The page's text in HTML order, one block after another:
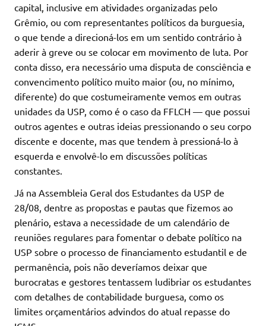
capital, inclusive em atividades organizadas pelo
Grêmio, ou com representantes políticos da burguesia,
o que tende a direcioná-los em um sentido contrário à
aderir à greve ou se colocar em movimento de luta. Por
conta disso, era necessário uma disputa de consciência e
convencimento político muito maior (ou, no mínimo,
diferente) do que costumeiramente vemos em outras
unidades da USP, como é o caso da FFLCH — que possui
outros agentes e outras ideias pressionando o seu corpo
discente e docente, mas que tendem à pressioná-lo à
esquerda e envolvê-lo em discussões políticas
constantes.
Já na Assembleia Geral dos Estudantes da USP de
28/08, dentre as propostas e pautas que fizemos ao
plenário, estava a necessidade de um calendário de
reuniões regulares para fomentar o debate político na
USP sobre o processo de financiamento estudantil e de
permanência, pois não deveríamos deixar que
burocratas e gestores tentassem ludibriar os estudantes
com detalhes de contabilidade burguesa, como os
limites orçamentários advindos do atual repasse do